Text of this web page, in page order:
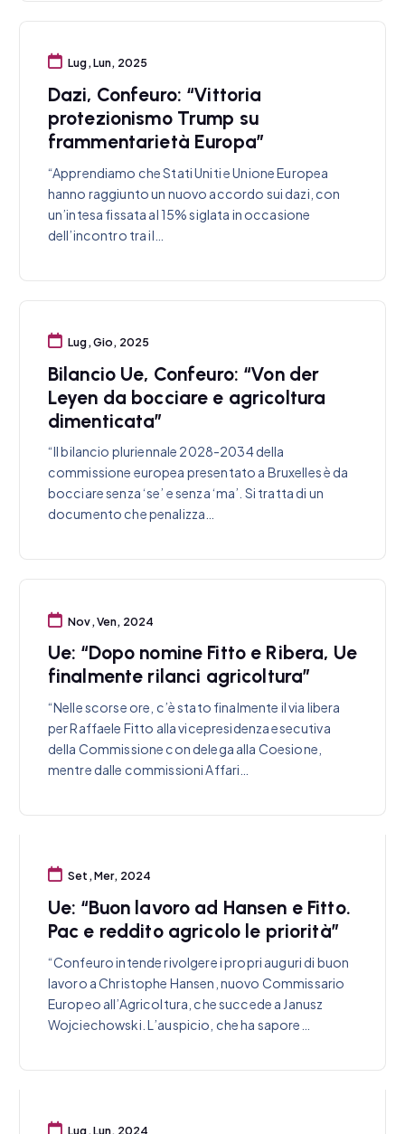
Lug, Lun, 2025
Dazi, Confeuro: “Vittoria
protezionismo Trump su
frammentarietà Europa”
“Apprendiamo che Stati Uniti e Unione Europea
hanno raggiunto un nuovo accordo sui dazi, con
un’intesa fissata al 15% siglata in occasione
dell’incontro tra il…
Lug, Gio, 2025
Bilancio Ue, Confeuro: “Von der
Leyen da bocciare e agricoltura
dimenticata”
“Il bilancio pluriennale 2028-2034 della
commissione europea presentato a Bruxelles è da
bocciare senza ‘se’ e senza ‘ma’. Si tratta di un
documento che penalizza…
Nov, Ven, 2024
Ue: “Dopo nomine Fitto e Ribera, Ue
finalmente rilanci agricoltura”
“Nelle scorse ore, c’è stato finalmente il via libera
per Raffaele Fitto alla vicepresidenza esecutiva
della Commissione con delega alla Coesione,
mentre dalle commissioni Affari…
Set, Mer, 2024
Ue: “Buon lavoro ad Hansen e Fitto.
Pac e reddito agricolo le priorità”
“Confeuro intende rivolgere i propri auguri di buon
lavoro a Christophe Hansen, nuovo Commissario
Europeo all’Agricoltura, che succede a Janusz
Wojciechowski. L’auspicio, che ha sapore…
Lug, Lun, 2024